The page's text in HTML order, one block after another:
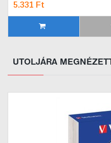
5.331 Ft
UTOLJÁRA